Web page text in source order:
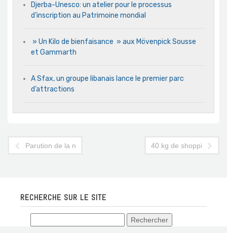
Djerba-Unesco: un atelier pour le processus
d’inscription au Patrimoine mondial
» Un Kilo de bienfaisance » aux Mövenpick Sousse
et Gammarth
A Sfax, un groupe libanais lance le premier parc
d’attractions
Parution de la nouvelle édition du guide « Destination Tunisia
40 kg de shopping à
RECHERCHE SUR LE SITE